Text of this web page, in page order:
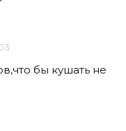
бы кушать не